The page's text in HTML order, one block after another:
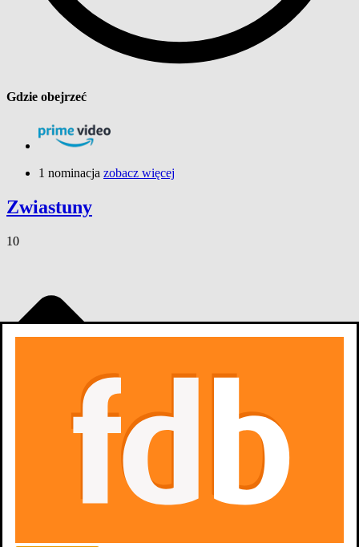
Gdzie obejrzeć
1 nominacja zobacz więcej
Zwiastuny
10